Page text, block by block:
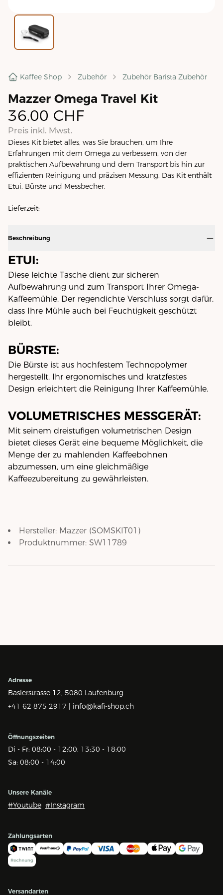
Kaffee Shop Zubehör Zubehör Barista Zubehör
Mazzer Omega Travel Kit
36.00 CHF
Preis inkl. Mwst.
Dieses Kit bietet alles, was Sie brauchen, um Ihre
Erfahrungen mit dem Omega zu verbessern, von der
praktischen Aufbewahrung und dem Transport bis hin zur
effizienten Reinigung und präzisen Messung. Das Kit enthält
Etui, Bürste und Messbecher.
Lieferzeit:
Beschreibung
ETUI:
Diese leichte Tasche dient zur sicheren
Aufbewahrung und zum Transport Ihrer Omega-
Kaffeemühle. Der regendichte Verschluss sorgt dafür,
dass Ihre Mühle auch bei Feuchtigkeit geschützt
bleibt.
BÜRSTE:
Die Bürste ist aus hochfestem Technopolymer
hergestellt. Ihr ergonomisches und kratzfestes
Design erleichtert die Reinigung Ihrer Kaffeemühle.
VOLUMETRISCHES MESSGERÄT:
Mit seinem dreistufigen volumetrischen Design
bietet dieses Gerät eine bequeme Möglichkeit, die
Menge der zu mahlenden Kaffeebohnen
abzumessen, um eine gleichmäßige
Kaffeezubereitung zu gewährleisten.
Hersteller: Mazzer (SOMSKIT01 )
Produktnummer: SW11789
Adresse
Baslerstrasse 12, 5080 Laufenburg
+41 62 875 2917 | info@kafi-shop.ch
Öffnungszeiten
Di - Fr: 08:00 - 12:00, 13:30 - 18:00
Sa: 08:00 - 14:00
Unsere Kanäle
#Youtube #Instagram
Zahlungsarten
Versandarten